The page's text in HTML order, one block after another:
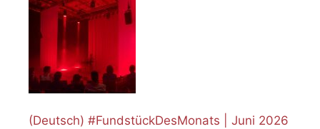
(Deutsch) #FundstückDesMonats | Juni 2026